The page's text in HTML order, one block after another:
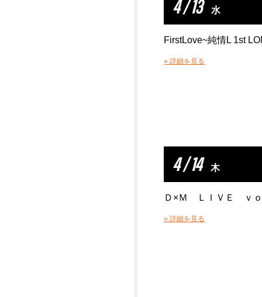
4 / 13 水
FirstLove~純情L 1st
» 詳細を見る
4 / 14 木
Ｄ×Ｍ ＬＩＶＥ ｖ
» 詳細を見る